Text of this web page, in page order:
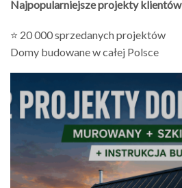
Najpopularniejsze projekty klientów
⭐ 20 000 sprzedanych projektów
Domy budowane w całej Polsce